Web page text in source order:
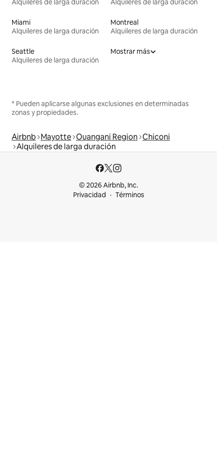
Alquileres de larga duración Alquileres de larga duración
Miami
Alquileres de larga duración
Montreal
Alquileres de larga duración
Seattle
Alquileres de larga duración
Mostrar más
* Pueden aplicarse algunas exclusiones en determinadas
zonas y propiedades.
Airbnb Mayotte Ouangani Region Chiconi
Alquileres de larga duración
© 2026 Airbnb, Inc.
Privacidad
Términos